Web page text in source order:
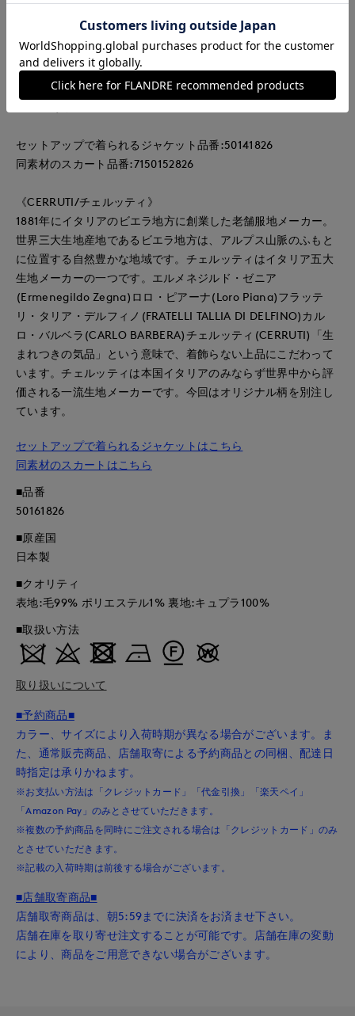
より高級感を演出します。ほどよくストレッチが効いているの
で、動きやすさも快適です。
・ポケットあり
セットアップで着られるジャケット品番:50141826
同素材のスカート品番:7150152826
《CERRUTI/チェルッティ》
1881年にイタリアのビエラ地方に創業した老舗服地メーカー。
世界三大生地産地であるビエラ地方は、アルプス山脈のふもと
に位置する自然豊かな地域です。チェルッティはイタリア五大
生地メーカーの一つです。エルメネジルド・ゼニア
(Ermenegildo Zegna)ロロ・ピアーナ(Loro Piana)フラッテ
リ・タリア・デルフィノ(FRATELLI TALLIA DI DELFINO)カル
ロ・バルベラ(CARLO BARBERA)チェルッティ(CERRUTI)「生
まれつきの気品」という意味で、着飾らない上品にこだわって
います。チェルッティは本国イタリアのみならず世界中から評
価される一流生地メーカーです。今回はオリジナル柄を別注し
ています。
セットアップで着られるジャケットはこちら
同素材のスカートはこちら
■品番
50161826
■原産国
日本製
■クオリティ
表地:毛99% ポリエステル1% 裏地:キュプラ100%
■取扱い方法
取り扱いについて
■予約商品■
カラー、サイズにより入荷時期が異なる場合がございます。ま
た、通常販売商品、店舗取寄による予約商品との同梱、配達日
時指定は承りかねます。
※お支払い方法は「クレジットカード」「代金引換」「楽天ペイ」
「Amazon Pay」のみとさせていただきます。
※複数の予約商品を同時にご注文される場合は「クレジットカード」のみ
とさせていただきます。
※記載の入荷時期は前後する場合がございます。
■店舗取寄商品■
店舗取寄商品は、朝5:59までに決済をお済ませ下さい。
店舗在庫を取り寄せ注文することが可能です。店舗在庫の変動
により、商品をご用意できない場合がございます。